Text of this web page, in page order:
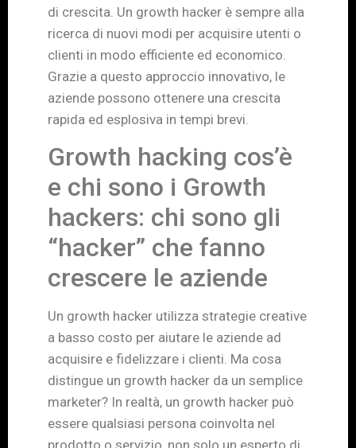
di crescita. Un growth hacker è sempre alla
ricerca di nuovi modi per acquisire utenti o
clienti in modo efficiente ed economico.
Grazie a questo approccio innovativo, le
aziende possono ottenere una crescita
rapida ed esplosiva in tempi brevi.
Growth hacking cos’è
e chi sono i Growth
hackers: chi sono gli
“hacker” che fanno
crescere le aziende
Un growth hacker utilizza strategie creative
a basso costo per aiutare le aziende ad
acquisire e fidelizzare i clienti. Ma cosa
distingue un growth hacker da un semplice
marketer? In realtà, un growth hacker può
essere qualsiasi persona coinvolta nel